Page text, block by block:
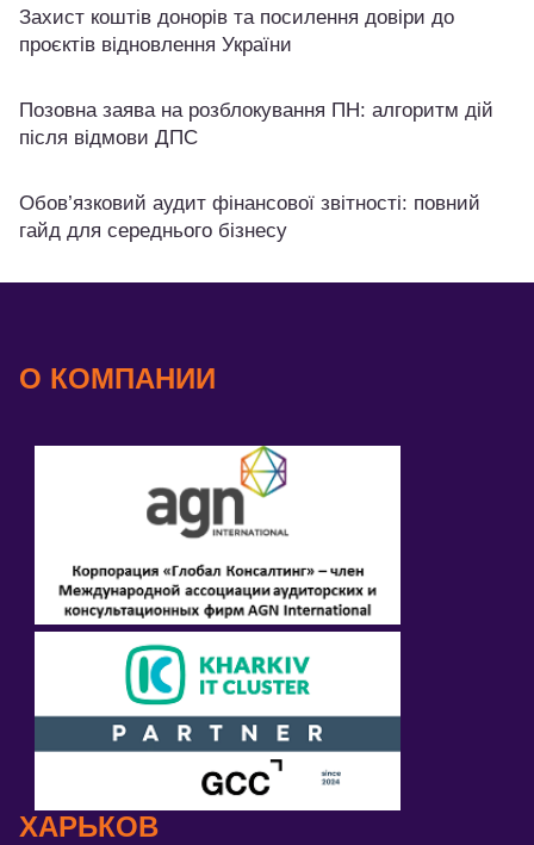
Захист коштів донорів та посилення довіри до
проєктів відновлення України
Позовна заява на розблокування ПН: алгоритм дій
після відмови ДПС
Обов’язковий аудит фінансової звітності: повний
гайд для середнього бізнесу
О КОМПАНИИ
ХАРЬКОВ